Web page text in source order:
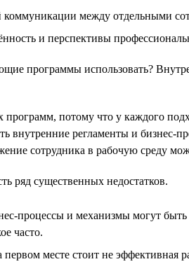
коммуникации между отдельными
и перспективы
программы использовать?
потому что у каждого
внутренние регламенты и
сотрудника в рабочую среду
ряд существенных недостатков.
процессы и механизмы могут
часто.
месте стоит не эффективная